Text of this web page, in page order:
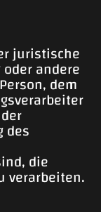
juristische
andere
dem
des
die
verarbeiten.